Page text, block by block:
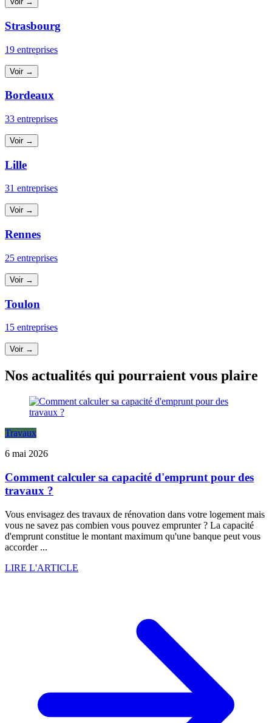
Strasbourg
19 entreprises
Voir →
Bordeaux
33 entreprises
Voir →
Lille
31 entreprises
Voir →
Rennes
25 entreprises
Voir →
Toulon
15 entreprises
Voir →
Nos actualités qui pourraient vous plaire
Travaux
6 mai 2026
Comment calculer sa capacité d'emprunt pour des
travaux ?
Vous envisagez des travaux de rénovation dans votre logement mais
vous ne savez pas combien vous pouvez emprunter ? La capacité
d'emprunt constitue le montant maximum qu'une banque peut vous
accorder ...
LIRE L'ARTICLE